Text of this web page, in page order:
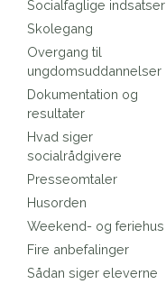
Socialfaglige indsatser
Skolegang
Overgang til
ungdomsuddannelser
Dokumentation og
resultater
Hvad siger
socialrådgivere
Presseomtaler
Husorden
Weekend- og feriehus
Fire anbefalinger
Sådan siger eleverne